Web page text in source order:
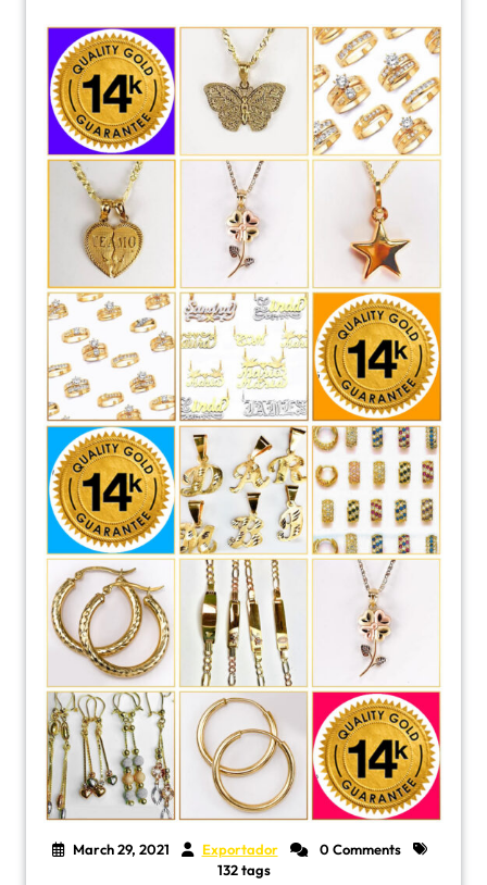
March 29, 2021 Exportador
0 Comments
132 tags